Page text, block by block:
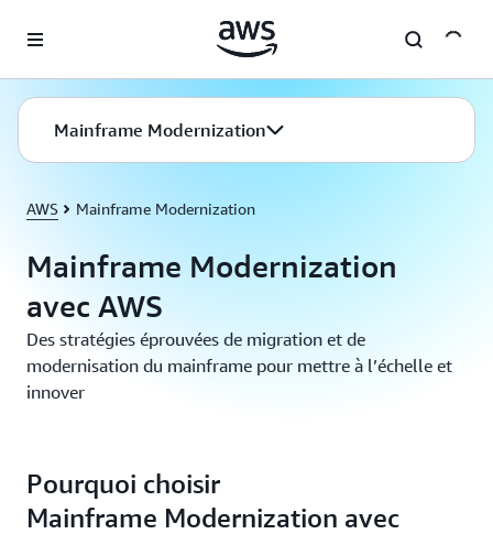
Mainframe Modernization
AWS Mainframe Modernization
Mainframe Modernization
avec AWS
Des stratégies éprouvées de migration et de
modernisation du mainframe pour mettre à l’échelle et
innover
Pourquoi choisir
Mainframe Modernization avec